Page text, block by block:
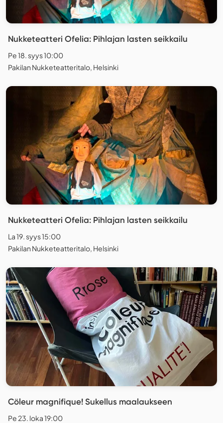
Nukketeatteri Ofelia: Pihlajan lasten seikkailu
Pe 18. syys 10:00
Pakilan Nukketeatteritalo, Helsinki
Nukketeatteri Ofelia: Pihlajan lasten seikkailu
La 19. syys 15:00
Pakilan Nukketeatteritalo, Helsinki
Cöleur magnifique! Sukellus maalaukseen
Pe 23. loka 19:00